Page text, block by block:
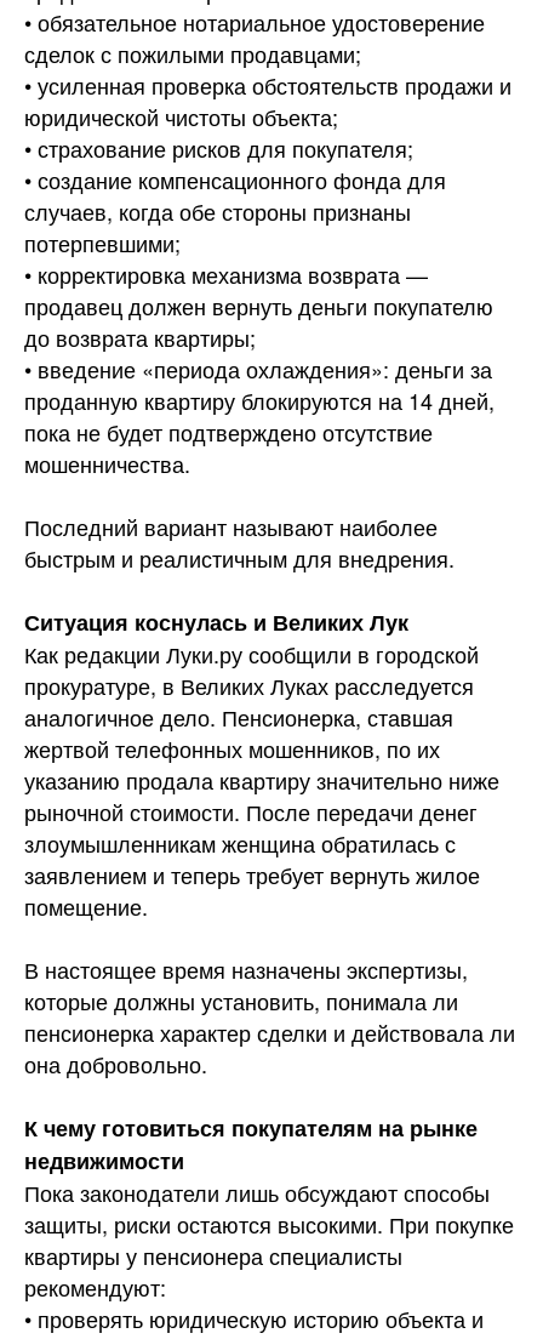
• обязательное нотариальное удостоверение
сделок с пожилыми продавцами;
• усиленная проверка обстоятельств продажи и
юридической чистоты объекта;
• страхование рисков для покупателя;
• создание компенсационного фонда для
случаев, когда обе стороны признаны
потерпевшими;
• корректировка механизма возврата —
продавец должен вернуть деньги покупателю
до возврата квартиры;
• введение «периода охлаждения»: деньги за
проданную квартиру блокируются на 14 дней,
пока не будет подтверждено отсутствие
мошенничества.
Последний вариант называют наиболее
быстрым и реалистичным для внедрения.
Ситуация коснулась и Великих Лук
Как редакции Луки.ру сообщили в городской
прокуратуре, в Великих Луках расследуется
аналогичное дело. Пенсионерка, ставшая
жертвой телефонных мошенников, по их
указанию продала квартиру значительно ниже
рыночной стоимости. После передачи денег
злоумышленникам женщина обратилась с
заявлением и теперь требует вернуть жилое
помещение.
В настоящее время назначены экспертизы,
которые должны установить, понимала ли
пенсионерка характер сделки и действовала ли
она добровольно.
К чему готовиться покупателям на рынке
недвижимости
Пока законодатели лишь обсуждают способы
защиты, риски остаются высокими. При покупке
квартиры у пенсионера специалисты
рекомендуют:
• проверять юридическую историю объекта и